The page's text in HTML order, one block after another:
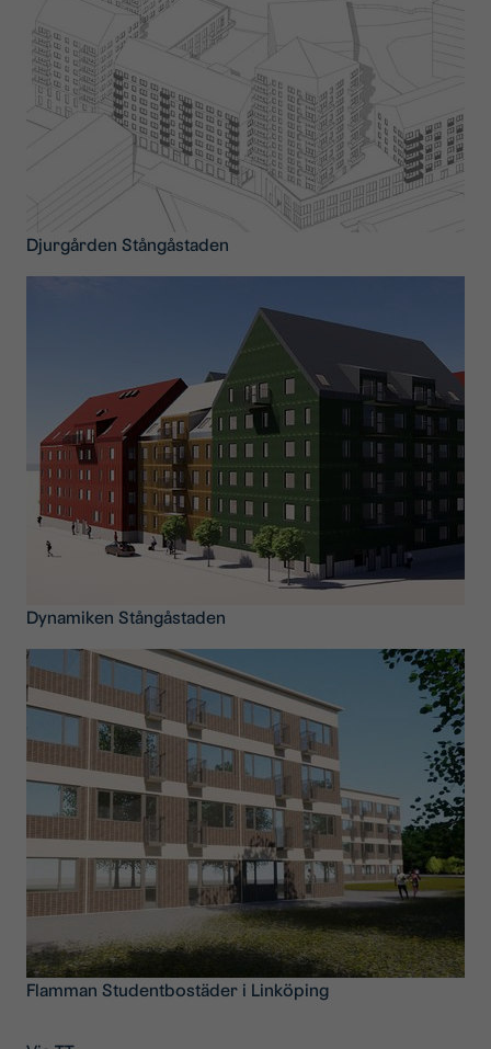
Djurgården Stångåstaden
Dynamiken Stångåstaden
Flamman Studentbostäder i Linköping